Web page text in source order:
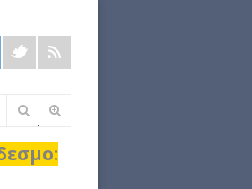
Φόρμα
αναζήτησης